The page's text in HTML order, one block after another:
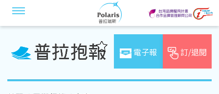
電子報 訂/退閱